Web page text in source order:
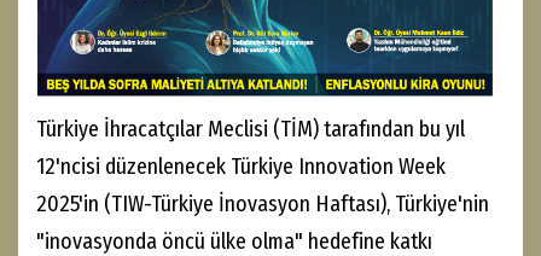
Türkiye İhracatçılar Meclisi (TİM) tarafından bu yıl
12'ncisi düzenlenecek Türkiye Innovation Week
2025'in (TIW-Türkiye İnovasyon Haftası), Türkiye'nin
"inovasyonda öncü ülke olma" hedefine katkı